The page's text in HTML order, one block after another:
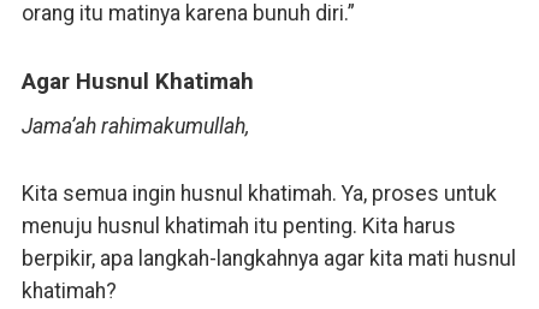
orang itu matinya karena bunuh diri.”
Agar Husnul Khatimah
Jama’ah rahimakumullah,
Kita semua ingin husnul khatimah. Ya, proses untuk
menuju husnul khatimah itu penting. Kita harus
berpikir, apa langkah-langkahnya agar kita mati husnul
khatimah?